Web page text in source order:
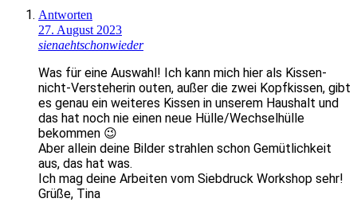
Antworten
27. August 2023
sienaehtschonwieder
Was für eine Auswahl! Ich kann mich hier als Kissen-
nicht-Versteherin outen, außer die zwei Kopfkissen, gibt
es genau ein weiteres Kissen in unserem Haushalt und
das hat noch nie einen neue Hülle/Wechselhülle
bekommen 😉
Aber allein deine Bilder strahlen schon Gemütlichkeit
aus, das hat was.
Ich mag deine Arbeiten vom Siebdruck Workshop sehr!
Grüße, Tina